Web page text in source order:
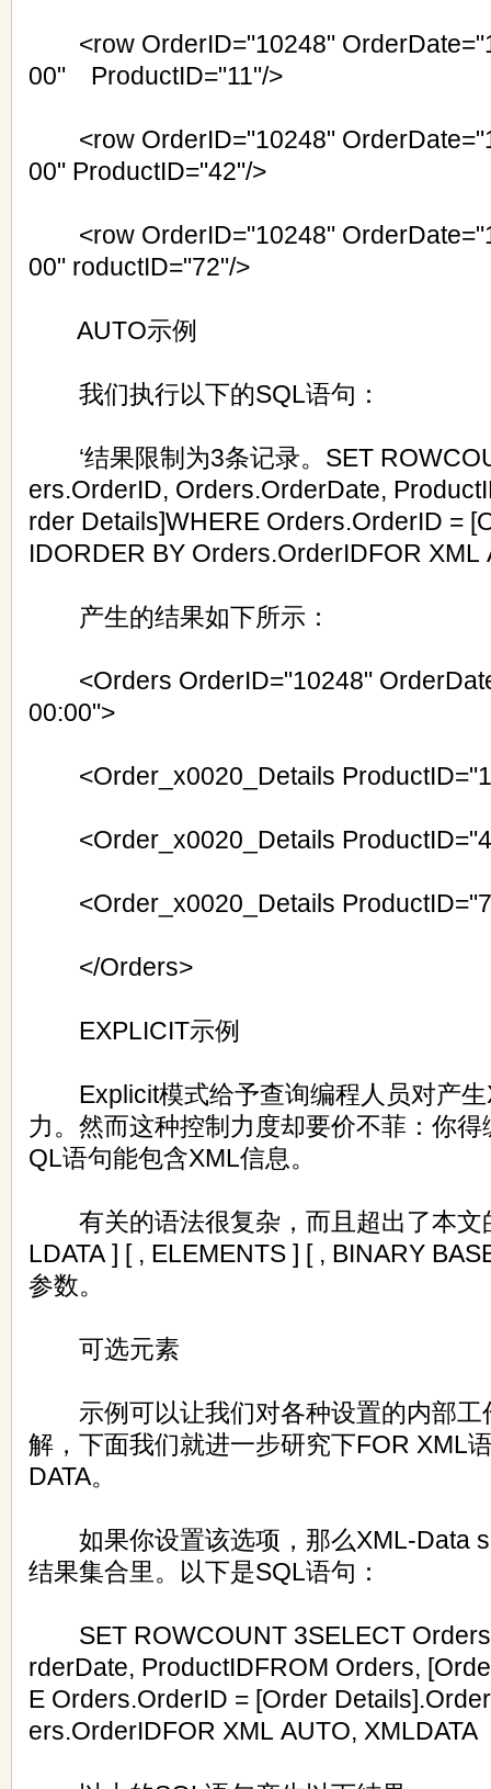
<row OrderID="10248"
00" ProductID="11"/>
<row OrderID="10248"
00" ProductID="42"/>
<row OrderID="10248"
00" roductID="72"/>
AUTO示例
我们执行以下的SQL语句：
‘结果限制为3条记录。SET
ers.OrderID, Orders.OrderDate,
rder Details]WHERE Orders.OrderID =
IDORDER BY Orders.OrderIDFOR
产生的结果如下所示：
<Orders OrderID="10248"
00:00">
<Order_x0020_Details
<Order_x0020_Details
<Order_x0020_Details
</Orders>
EXPLICIT示例
Explicit模式给予查询编程人员对产生
力。然而这种控制力度却要价不菲：你
QL语句能包含XML信息。
有关的语法很复杂，而且超出了本文
LDATA ] [ , ELEMENTS ] [ , BINARY
参数。
可选元素
示例可以让我们对各种设置的内部工
解，下面我们就进一步研究下FOR XML
DATA。
如果你设置该选项，那么XML-Data
结果集合里。以下是SQL语句：
SET ROWCOUNT 3SELECT
rderDate, ProductIDFROM Orders,
E Orders.OrderID = [Order
ers.OrderIDFOR XML AUTO, XMLDATA